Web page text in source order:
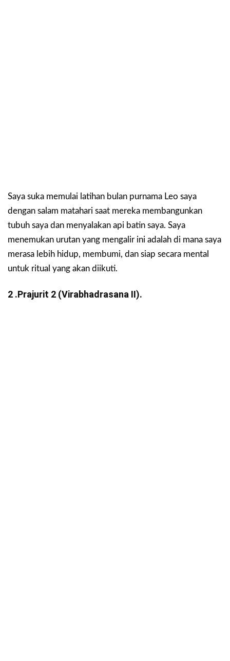
Saya suka memulai latihan bulan purnama Leo saya
dengan salam matahari saat mereka membangunkan
tubuh saya dan menyalakan api batin saya. Saya
menemukan urutan yang mengalir ini adalah di mana saya
merasa lebih hidup, membumi, dan siap secara mental
untuk ritual yang akan diikuti.
2 .Prajurit 2 (Virabhadrasana II).